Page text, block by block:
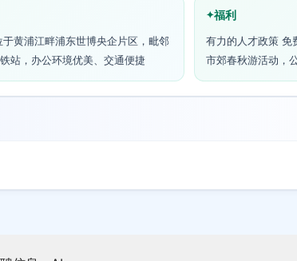
黄浦江畔浦东世博央企片区，毗邻
站，办公环境优美、交通便捷
福利
有力的人才政策 免
市郊春秋游活动，